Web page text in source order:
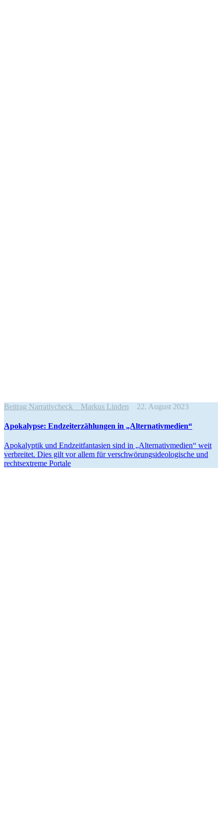
Beitrag Narrativcheck Markus Linden 22. August 2023
Apoka­lypse: Endzeit­er­zäh­lungen in „Alter­na­tiv­medien“
Apoka­lyptik und Endzeit­fan­tasien sind in „Alter­na­tiv­medien“ weit
verbreitet. Dies gilt vor allem für verschwö­rungs­ideo­lo­gische und
rechts­extreme Portale